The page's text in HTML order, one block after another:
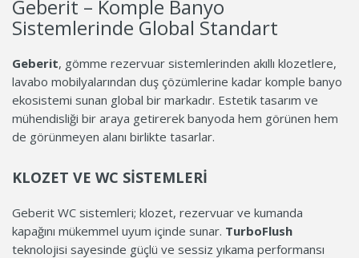
Geberit – Komple Banyo
Sistemlerinde Global Standart
Geberit, gömme rezervuar sistemlerinden akıllı klozetlere,
lavabo mobilyalarından duş çözümlerine kadar komple banyo
ekosistemi sunan global bir markadır. Estetik tasarım ve
mühendisliği bir araya getirerek banyoda hem görünen hem
de görünmeyen alanı birlikte tasarlar.
KLOZET VE WC SISTEMLERI
Geberit WC sistemleri; klozet, rezervuar ve kumanda
kapağını mükemmel uyum içinde sunar. TurboFlush
teknolojisi sayesinde güçlü ve sessiz yıkama performansı